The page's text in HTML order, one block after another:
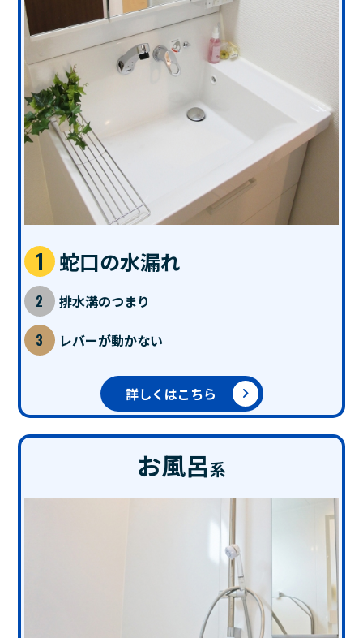
蛇口の水漏れ
排水溝のつまり
レバーが動かない
詳しくはこちら
お風呂系